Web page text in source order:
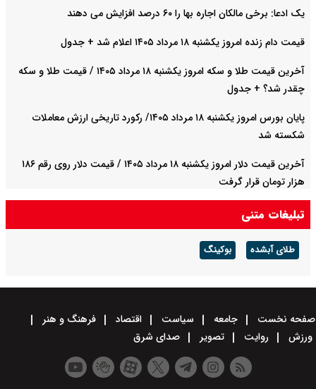
یک ادعا: برخی مالکان اجاره بها را ۶۰ درصد افزایش می دهند
قیمت دام زنده امروز یکشنبه ۱۸ مرداد ۱۴۰۵ اعلام شد + جدول
آخرین قیمت طلا و سکه امروز یکشنبه ۱۸ مرداد ۱۴۰۵ / قیمت طلا و سکه
چقدر شد؟ + جدول
پایان بورس امروز یکشنبه ۱۸ مرداد ۱۴۰۵/ رکورد تاریخی ارزش معاملات
شکسته شد
آخرین قیمت دلار امروز یکشنبه ۱۸ مرداد ۱۴۰۵ / قیمت دلار روی رقم ۱۸۶
هزار تومان قرار گرفت
تبلیغات متنی
طلای آبشده بوکینگ
صفحه نخست جامعه سیاست اقتصاد
فرهنگ و هنر
ورزش
روایت تصویر صدای شرق